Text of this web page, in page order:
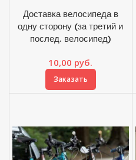
Доставка велосипеда в
одну сторону (за третий и
послед. велосипед)
10,00 руб.
Заказать